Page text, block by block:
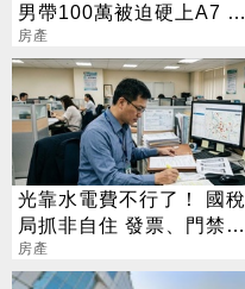
男帶100萬被迫硬上A7 網
見單價驚呆了
房產
光靠水電費不行了！ 國稅
局抓非自住 發票、門禁都
要查
房產